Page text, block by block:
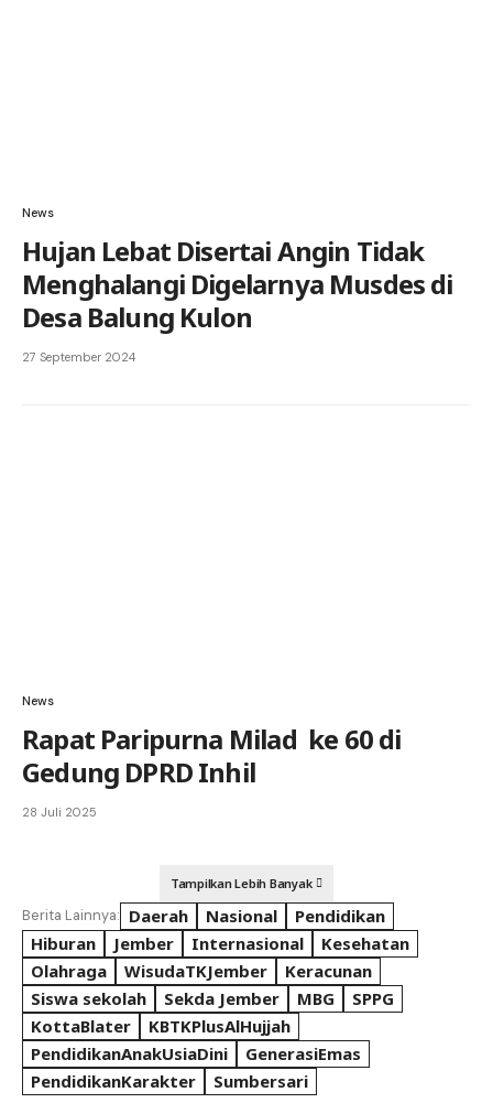
News
Hujan Lebat Disertai Angin Tidak
Menghalangi Digelarnya Musdes di
Desa Balung Kulon
27 September 2024
News
Rapat Paripurna Milad ke 60 di
Gedung DPRD Inhil
28 Juli 2025
Tampilkan Lebih Banyak
Berita Lainnya: Daerah Nasional
Pendidikan
Hiburan
Jember Internasional
Kesehatan
Olahraga
WisudaTKJember
Keracunan
Siswa sekolah
Sekda Jember MBG
SPPG
KottaBlater
KBTKPlusAlHujjah
PendidikanAnakUsiaDini
GenerasiEmas
PendidikanKarakter
Sumbersari